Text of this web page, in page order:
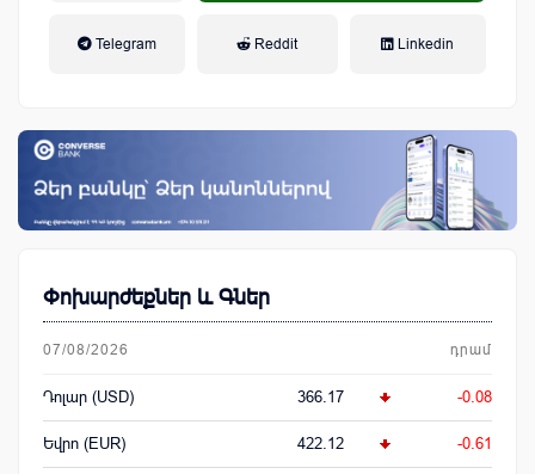
Telegram Reddit Linkedin
Փոխարժեքներ և Գներ
07/08/2026 դրամ
Դոլար (USD) 366.17 -0.08
Եվրո (EUR) 422.12 -0.61